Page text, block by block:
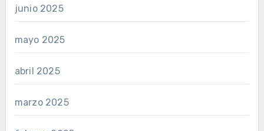
junio 2025
mayo 2025
abril 2025
marzo 2025